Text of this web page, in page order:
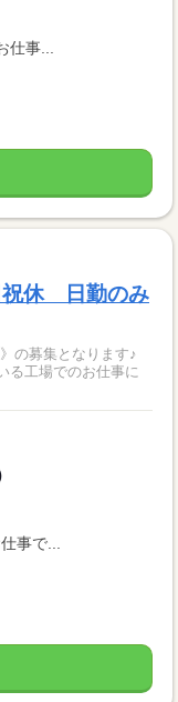
仕事...
祝休 日勤のみ
の募集となります♪
る工場でのお仕事に
事で...